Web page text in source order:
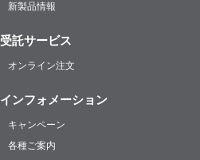
新製品情報
受託サービス
オンライン注文
インフォメーション
キャンペーン
各種ご案内